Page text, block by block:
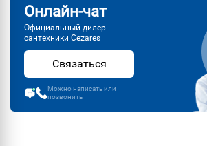
Онлайн-чат
Официальный дилер
сантехники Cezares
Связаться
Можно написать или
позвонить